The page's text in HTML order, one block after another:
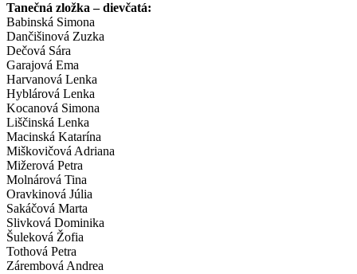
Tanečná zložka – dievčatá:
Babinská Simona
Dančišinová Zuzka
Dečová Sára
Garajová Ema
Harvanová Lenka
Hyblárová Lenka
Kocanová Simona
Liščinská Lenka
Macinská Katarína
Miškovičová Adriana
Mižerová Petra
Molnárová Tina
Oravkinová Júlia
Sakáčová Marta
Slivková Dominika
Šuleková Žofia
Tothová Petra
Zárembová Andrea